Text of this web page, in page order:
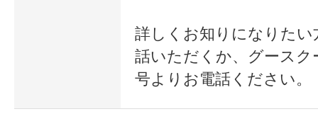
詳しくお知りになりたい
話いただくか、グースク
号よりお電話ください。